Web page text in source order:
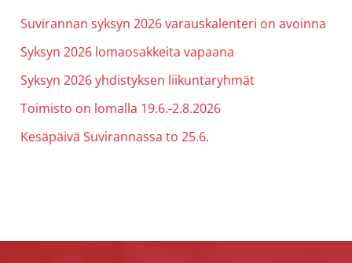
sivupalkki
Suvirannan syksyn 2026 varauskalenteri on avoinna
Syksyn 2026 lomaosakkeita vapaana
Syksyn 2026 yhdistyksen liikuntaryhmät
Toimisto on lomalla 19.6.-2.8.2026
Kesäpäivä Suvirannassa to 25.6.